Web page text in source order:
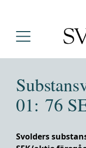
01: 76
Svolders